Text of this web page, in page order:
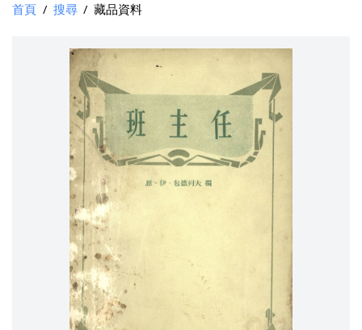
首頁 / 搜尋 / 藏品資料